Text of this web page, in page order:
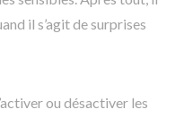
il s’agit de surprises
ou désactiver les